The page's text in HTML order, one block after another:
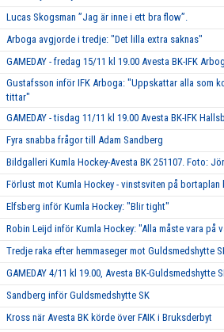
Lucas Skogsman ”Jag är inne i ett bra flow”.
Arboga avgjorde i tredje: "Det lilla extra saknas"
GAMEDAY - fredag 15/11 kl 19.00 Avesta BK-IFK
Gustafsson inför IFK Arboga: "Uppskattar alla som
tittar"
GAMEDAY - tisdag 11/11 kl 19.00 Avesta BK-IFK
Fyra snabba frågor till Adam Sandberg
Bildgalleri Kumla Hockey-Avesta BK 251107. Foto:
Förlust mot Kumla Hockey - vinstsviten på bortaplan
Elfsberg inför Kumla Hockey: "Blir tight"
Robin Leijd inför Kumla Hockey: "Alla måste vara på
Tredje raka efter hemmaseger mot Guldsmedshytte
GAMEDAY 4/11 kl 19.00, Avesta BK-Guldsmedshytte
Sandberg inför Guldsmedshytte SK
Kross när Avesta BK körde över FAIK i Bruksderbyt